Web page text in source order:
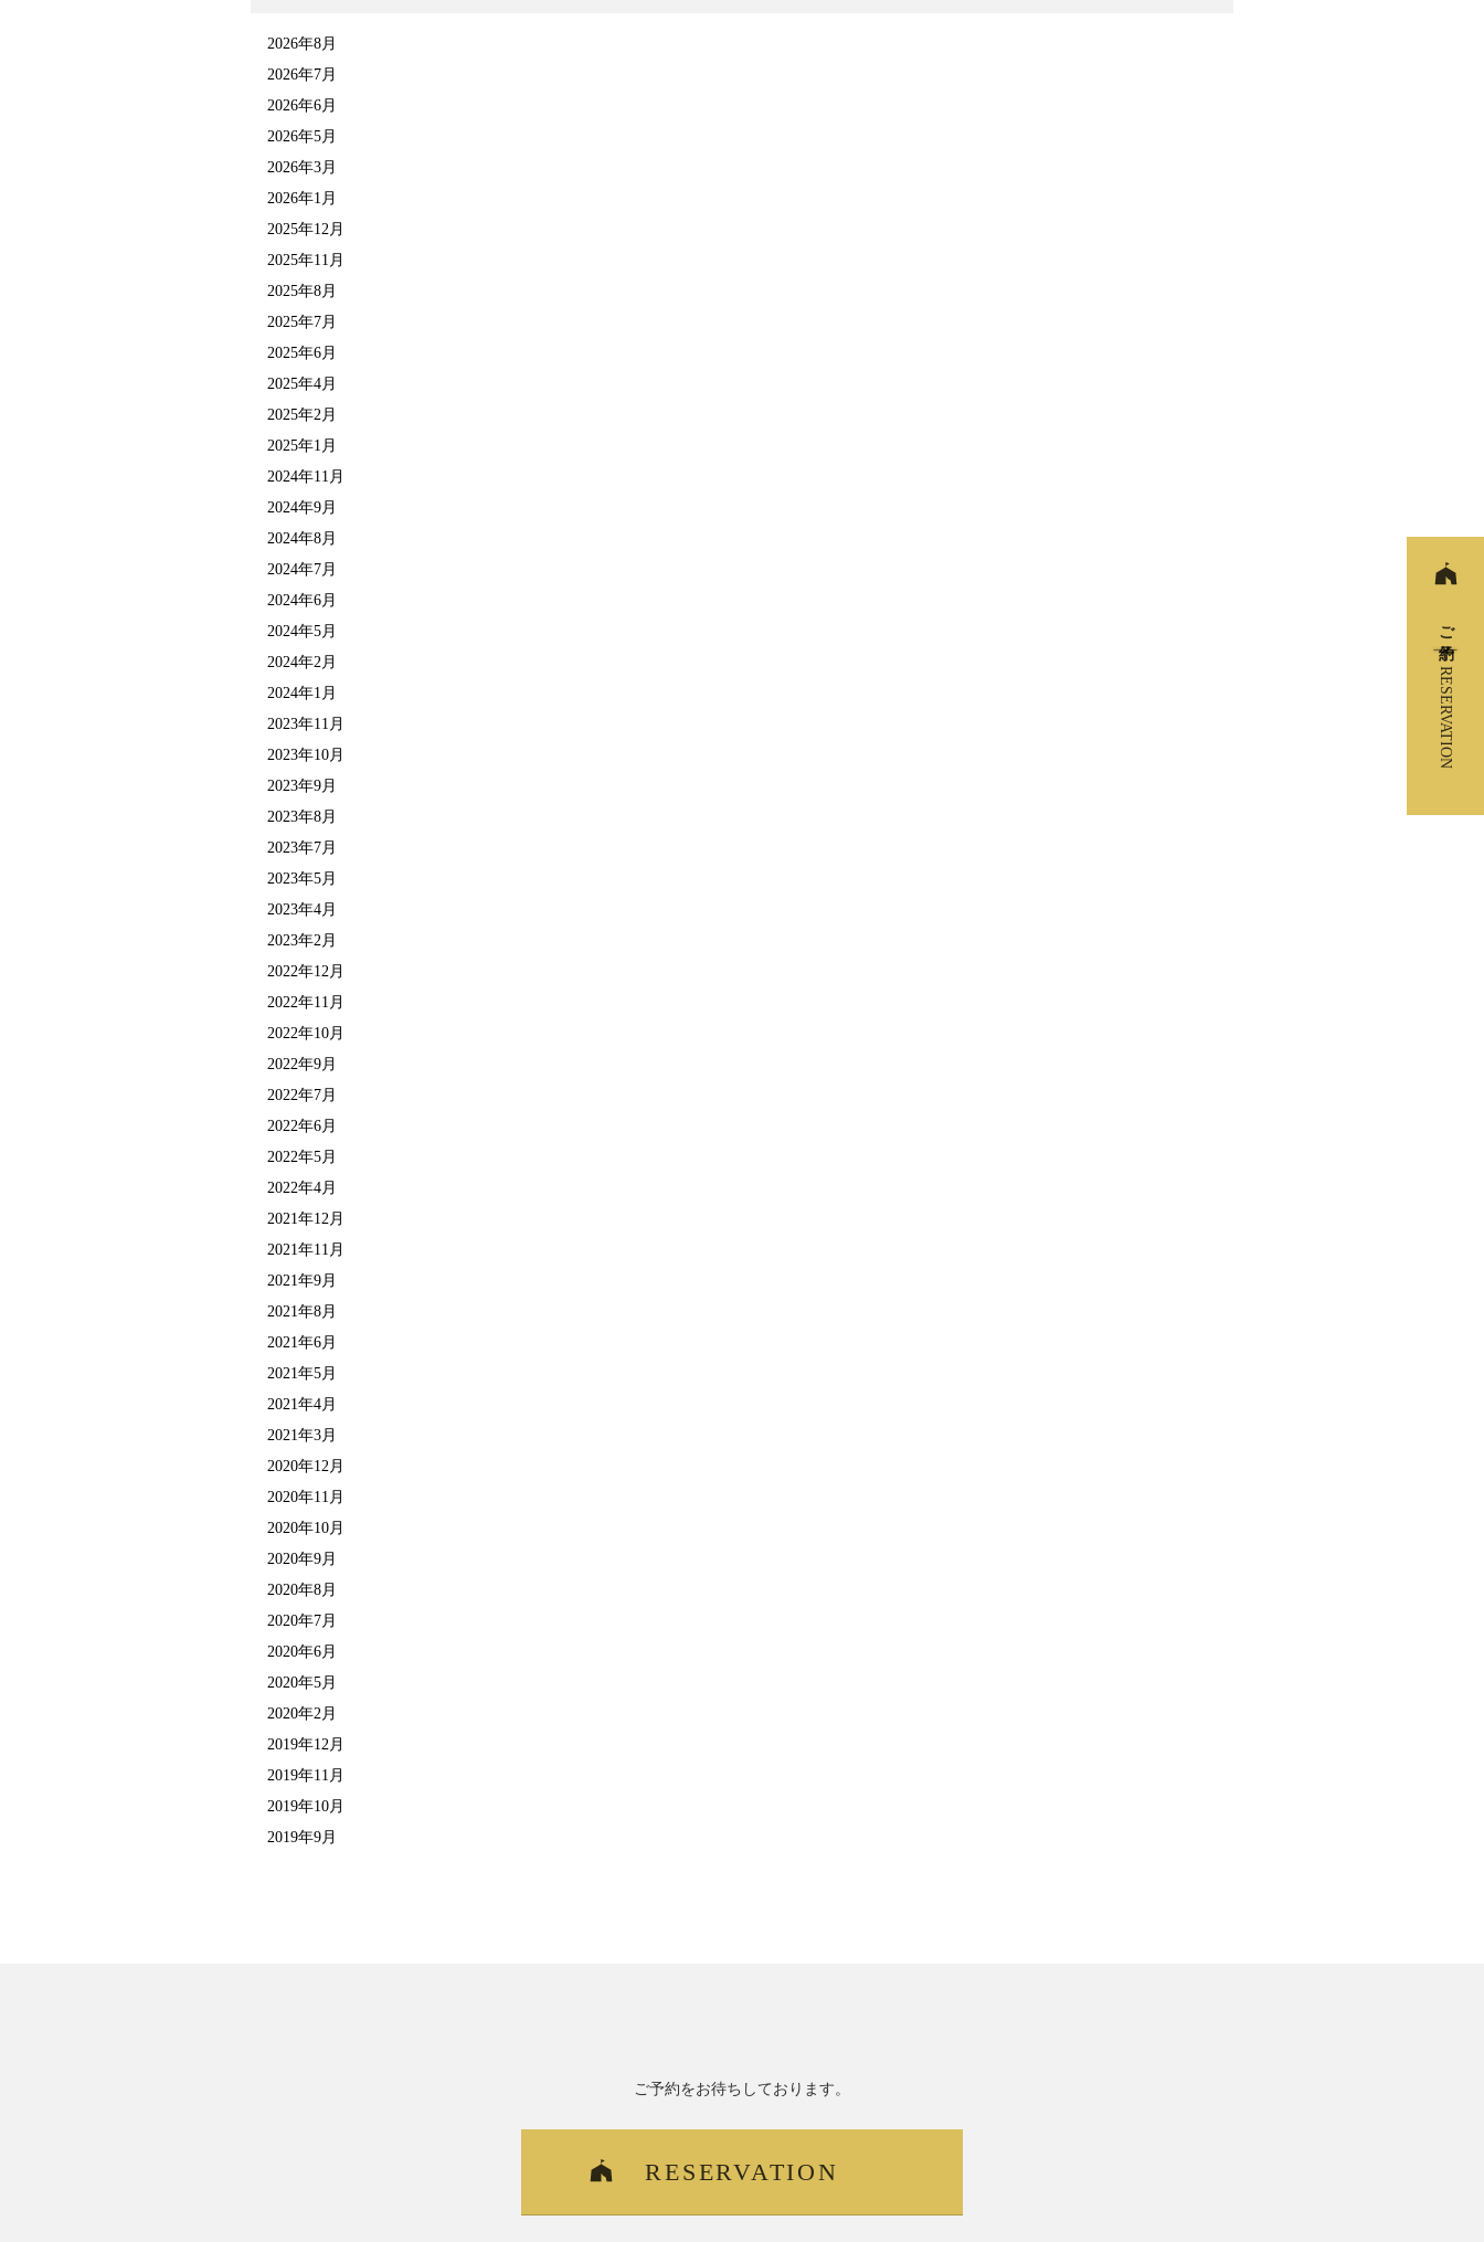
2026年8月
2026年7月
2026年6月
2026年5月
2026年3月
2026年1月
2025年12月
2025年11月
2025年8月
2025年7月
2025年6月
2025年4月
2025年2月
2025年1月
2024年11月
2024年9月
2024年8月
2024年7月
2024年6月
2024年5月
2024年2月
2024年1月
2023年11月
2023年10月
2023年9月
2023年8月
2023年7月
2023年5月
2023年4月
2023年2月
2022年12月
2022年11月
2022年10月
2022年9月
2022年7月
2022年6月
2022年5月
2022年4月
2021年12月
2021年11月
2021年9月
2021年8月
2021年6月
2021年5月
2021年4月
2021年3月
2020年12月
2020年11月
2020年10月
2020年9月
2020年8月
2020年7月
2020年6月
2020年5月
2020年2月
2019年12月
2019年11月
2019年10月
2019年9月
ご予約をお待ちしております。
RESERVATION
ご予約
RESERVATION